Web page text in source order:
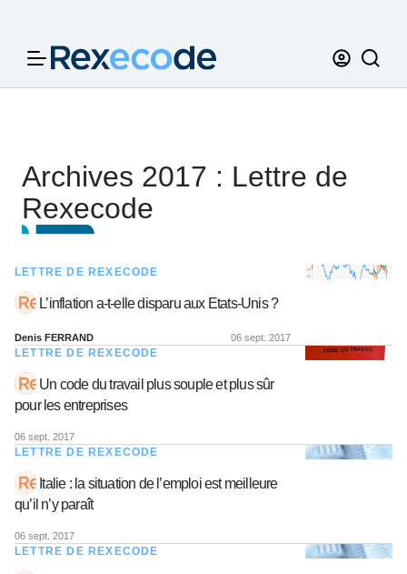
Archives 2017 : Lettre de
Rexecode
LETTRE DE REXECODE
L’inflation a-t-elle disparu aux Etats-Unis ?
Denis FERRAND 06 sept. 2017
LETTRE DE REXECODE
Un code du travail plus souple et plus sûr
pour les entreprises
06 sept. 2017
LETTRE DE REXECODE
Italie : la situation de l’emploi est meilleure
qu’il n’y paraît
06 sept. 2017
LETTRE DE REXECODE